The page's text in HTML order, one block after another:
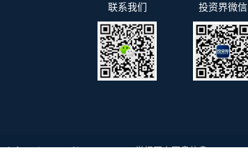
联系我们 投资界微信
infoweb@zero2ipo.com.cn
举报网上不良信息